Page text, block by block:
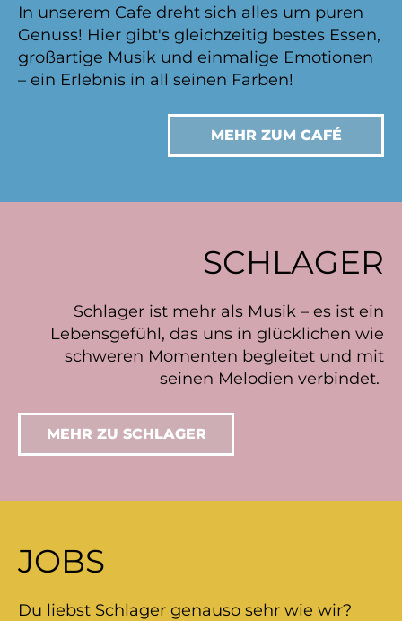
In unserem Cafe dreht sich alles um puren
Genuss! Hier gibt's gleichzeitig bestes Essen,
großartige Musik und einmalige Emotionen
– ein Erlebnis in all seinen Farben!
MEHR ZUM CAFÉ
SCHLAGER
Schlager ist mehr als Musik – es ist ein
Lebensgefühl, das uns in glücklichen wie
schweren Momenten begleitet und mit
seinen Melodien verbindet.
MEHR ZU SCHLAGER
JOBS
Du liebst Schlager genauso sehr wie wir?